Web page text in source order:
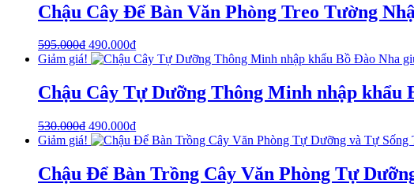
Chậu Cây Để Bàn Văn Phòng Treo Tường
595.000₫ 490.000₫
Giảm giá!
Chậu Cây Tự Dưỡng Thông Minh nhập
530.000₫ 490.000₫
Giảm giá!
Chậu Để Bàn Trồng Cây Văn Phòng Tự